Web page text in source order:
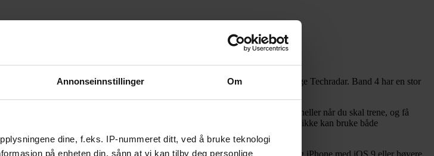
Annonseinnstillinger Om
dine, f.eks. IP-nummeret ditt, ved å bruke teknologi
på enheten din, sånn at vi kan tilby deg personlige
på håndleddet, så komfortabelt at man ikke merker at man har det på ifølge Techradar. Band 4 har en stor
bemerker Techradar. Skjermen vekkes også ved å vri på håndleddet.
du aktivere dette, noe som vil gå hardt utover batteritiden. Start den dermed heller når du skal trene, og få
distansen du beveger deg. Techradar trekker aktivitetsarmbåndet for at man ikke kan bruke både
5, som er kompatibel med telefoner som har Android 4.4 eller høyere og iPhone med iOS 9 eller høyere.